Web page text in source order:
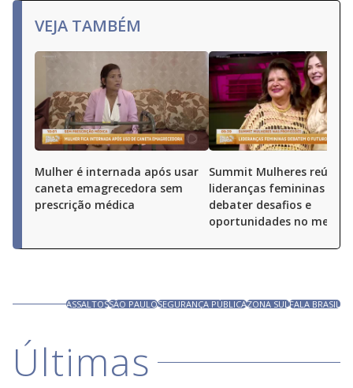
VEJA TAMBÉM
Mulher é internada após usar
caneta emagrecedora sem
prescrição médica
Summit Mulheres reúne
lideranças femininas para
debater desafios e
oportunidades no
ASSALTOSSÃO PAULOSEGURANÇA PÚBLICAZONA SULFALA BRASIL
Últimas